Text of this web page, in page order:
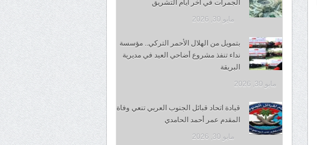
الجمرات في آخر أيام التشريق
مايو 30, 2026
بتمويل من الهلال الأحمر التركي.. مؤسسة
نداء تنفذ مشروع أضاحي العيد في مديرية
البريقة
مايو 30, 2026
قيادة اتحاد قبائل الجنوب العربي تنعي وفاة
المقدم عمر أحمد الحامدي
مايو 30, 2026